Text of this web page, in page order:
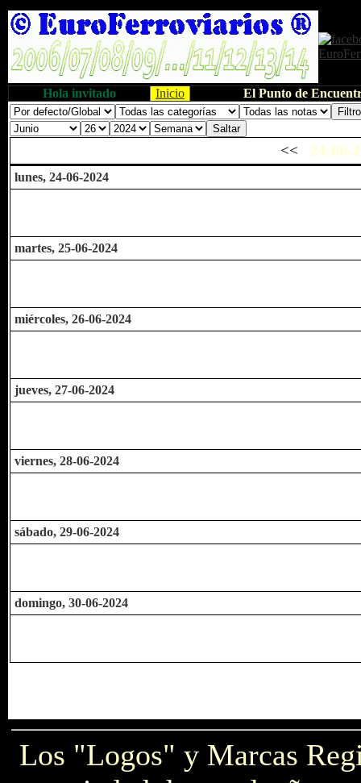
Hola invitado Inicio El Punto de
<< 24-06-
lunes, 24-06-2024
martes, 25-06-2024
miércoles, 26-06-2024
jueves, 27-06-2024
viernes, 28-06-2024
sábado, 29-06-2024
domingo, 30-06-2024
Los "Logos" y Marcas